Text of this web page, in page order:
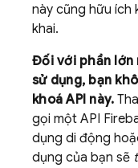
này cũng hữu ích
khai.
Đối với phần
sử dụng, bạn
khoá API này.
gọi một API
dụng di động
dụng của bạn sẽ